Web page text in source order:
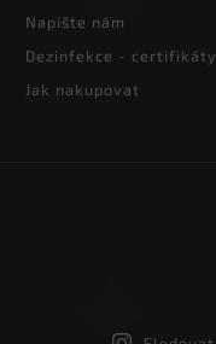
Napište nám
Dezinfekce - certifikáty
Jak nakupovat